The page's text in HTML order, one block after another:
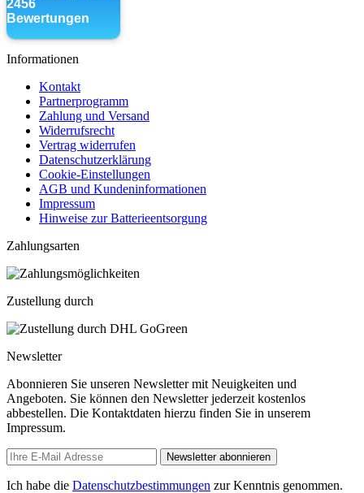
Informationen
Kontakt
Partnerprogramm
Zahlung und Versand
Widerrufsrecht
Vertrag widerrufen
Datenschutzerklärung
Cookie-Einstellungen
AGB und Kundeninformationen
Impressum
Hinweise zur Batterieentsorgung
Zahlungsarten
Zustellung durch
Newsletter
Abonnieren Sie unseren Newsletter mit Neuigkeiten und
Angeboten. Sie können den Newsletter jederzeit kostenlos
abbestellen. Die Kontaktdaten hierzu finden Sie in unserem
Impressum.
Newsletter abonnieren
Ich habe die Datenschutzbestimmungen zur Kenntnis genommen.